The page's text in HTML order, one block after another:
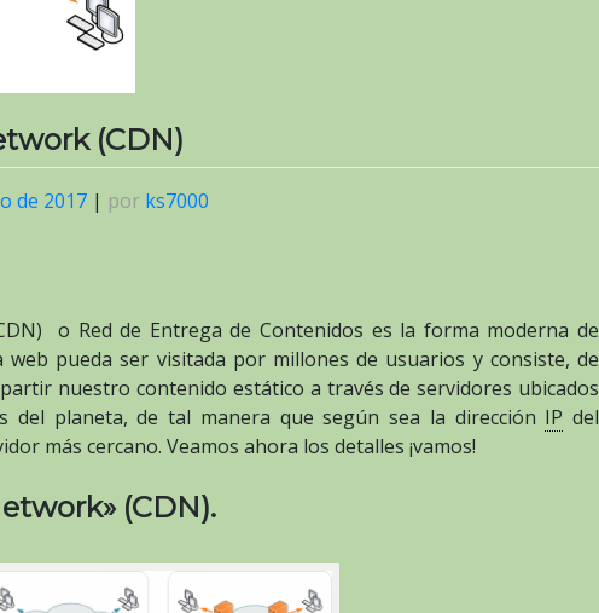
(CDN)
de 2017 | por ks7000
o Red de Entrega de Contenidos es la forma moderna de
pueda ser visitada por millones de usuarios y consiste, de
nuestro contenido estático a través de servidores ubicados
del planeta, de tal manera que según sea la dirección IP del
más cercano. Veamos ahora los detalles ¡vamos!
(CDN).